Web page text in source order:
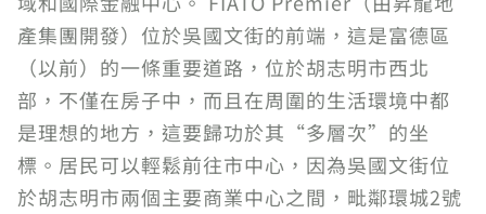
產集團開發）位於吳國文街的前端，這是富德區
（以前）的一條重要道路，位於胡志明市西北
部，不僅在房子中，而且在周圍的生活環境中都
是理想的地方，這要歸功於其“多層次”的坐
標。居民可以輕鬆前往市中心，因為吳國文街位
於胡志明市兩個主要商業中心之間，毗鄰環城2號